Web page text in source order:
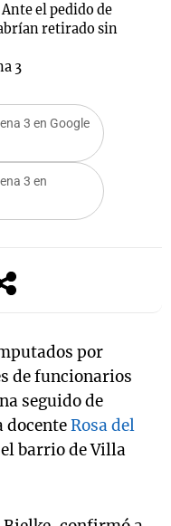
el pedido de
retirado sin
3
3 en Google
3 en
por
de funcionarios
seguido de
docenteRosa del
el barrio de Villa
La Sole en
Cadena 3